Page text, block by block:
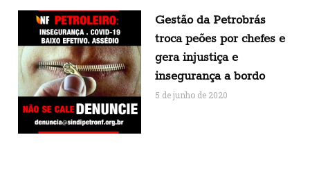
Gestão da Petrobrás
troca peões por chefes e
gera injustiça e
insegurança a bordo
5 de junho de 2020